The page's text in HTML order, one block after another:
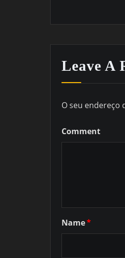
Leave A
O seu endereço
Comment
Name*